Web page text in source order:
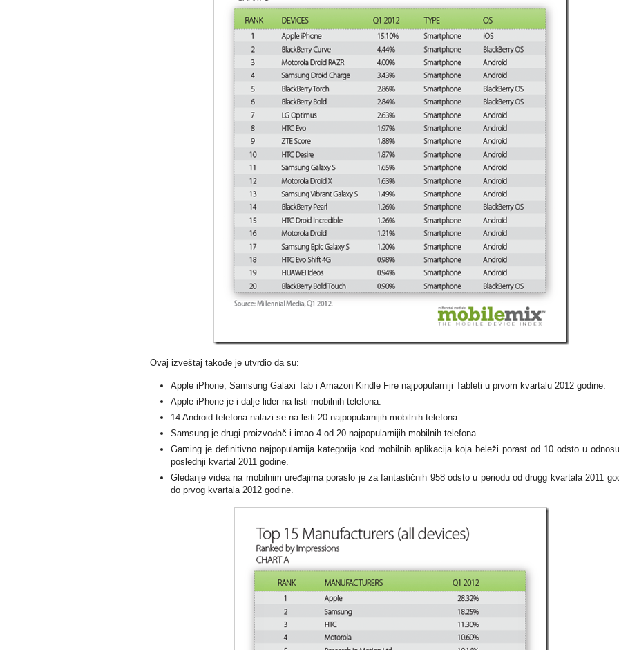
Ovaj izveštaj takođe je utvrdio da su:
Apple iPhone, Samsung Galaxi Tab i Amazon Kindle Fire najpopularniji Tableti u prvom kvartalu 2012 godine.
Apple iPhone je i dalje lider na listi mobilnih telefona.
14 Android telefona nalazi se na listi 20 najpopularnijih mobilnih telefona.
Samsung je drugi proizvođač i imao 4 od 20 najpopularnijih mobilnih telefona.
Gaming je definitivno najpopularnija kategorija kod mobilnih aplikacija koja beleži porast od 10 odsto u
poslednji kvartal 2011 godine.
Gledanje videa na mobilnim uređajima poraslo je za fantastičnih 958 odsto u periodu od drugg kvartala 2011
do prvog kvartala 2012 godine.